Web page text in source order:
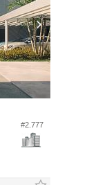
#2.777